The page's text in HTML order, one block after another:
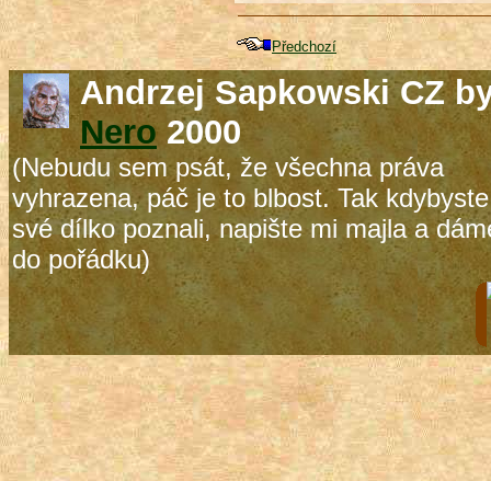
Předchozí
Andrzej Sapkowski CZ
Nero2000
(Nebudu sem psát, že všechna práva
vyhrazena, páč je to blbost. Tak
své dílko poznali, napište mi majla a
do pořádku)